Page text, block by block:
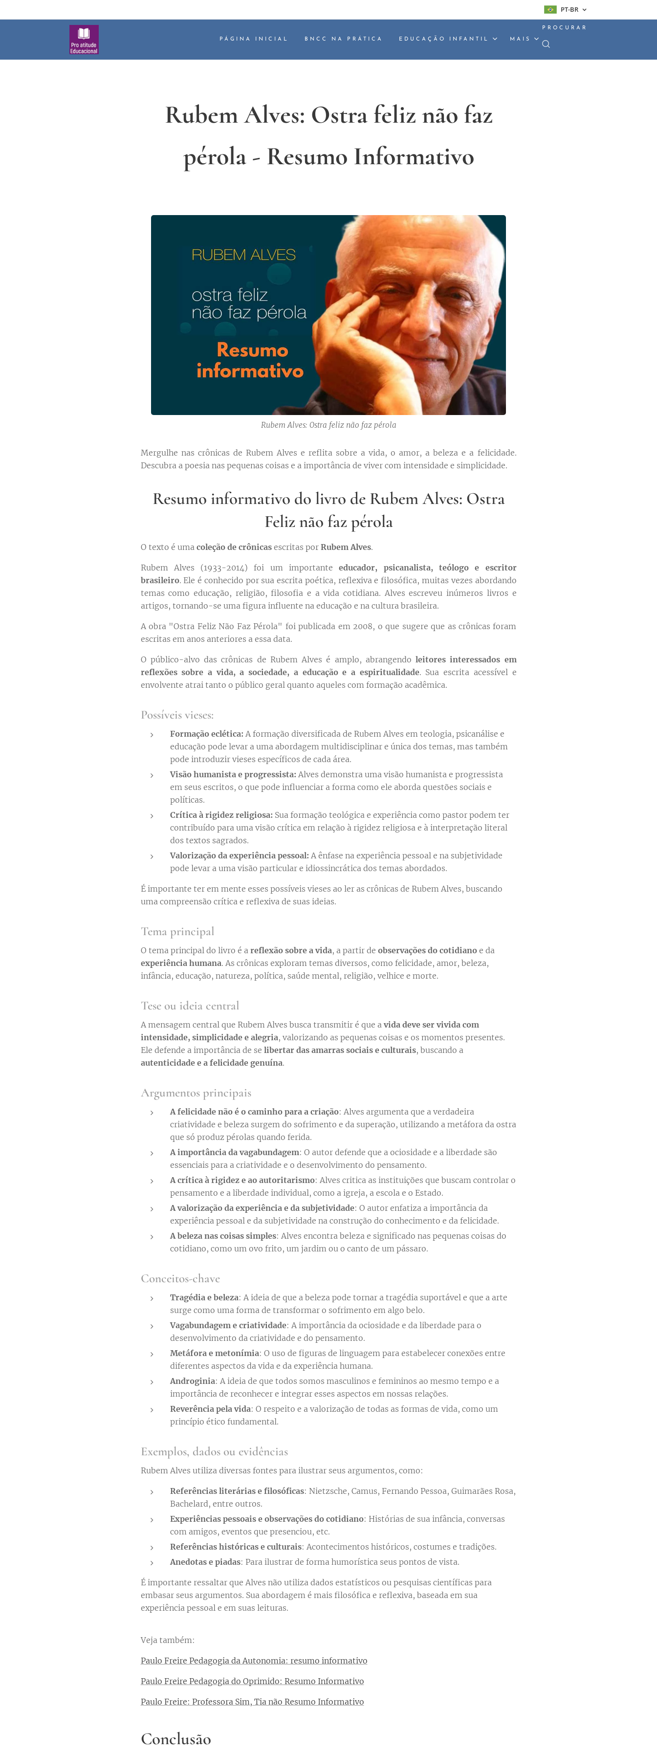
PT-BR
PÁGINA INICIAL BNCC NA PRÁTICA EDUCAÇÃO INFANTIL MAIS
PROCURAR
Rubem Alves: Ostra feliz não faz
pérola - Resumo Informativo
Rubem Alves: Ostra feliz não faz pérola
Mergulhe nas crônicas de Rubem Alves e reflita sobre a vida, o amor, a beleza e a felicidade.
Descubra a poesia nas pequenas coisas e a importância de viver com intensidade e simplicidade.
Resumo informativo do livro de Rubem Alves: Ostra
Feliz não faz pérola
O texto é uma coleção de crônicasescritas por Rubem Alves.
Rubem Alves (1933-2014) foi um importanteeducador, psicanalista, teólogo e escritor
brasileiro. Ele é conhecido por sua escrita poética, reflexiva e filosófica, muitas vezes abordando
temas como educação, religião, filosofia e a vida cotidiana. Alves escreveu inúmeros livros e
artigos, tornando-se uma figura influente na educação e na cultura brasileira.
A obra "Ostra Feliz Não Faz Pérola" foi publicada em 2008, o que sugere que as crônicas foram
escritas em anos anteriores a essa data.
O público-alvo das crônicas de Rubem Alves é amplo, abrangendo leitores interessados em
reflexões sobre a vida, a sociedade, a educação e a espiritualidade. Sua escrita acessível e
envolvente atrai tanto o público geral quanto aqueles com formação acadêmica.
Possíveis vieses:
Formação eclética: A formação diversificada de Rubem Alves em teologia, psicanálise e
educação pode levar a uma abordagem multidisciplinar e única dos temas, mas também
pode introduzir vieses específicos de cada área.
Visão humanista e progressista: Alves demonstra uma visão humanista e progressista
em seus escritos, o que pode influenciar a forma como ele aborda questões sociais e
políticas.
Crítica à rigidez religiosa: Sua formação teológica e experiência como pastor podem ter
contribuído para uma visão crítica em relação à rigidez religiosa e à interpretação literal
dos textos sagrados.
Valorização da experiência pessoal: A ênfase na experiência pessoal e na subjetividade
pode levar a uma visão particular e idiossincrática dos temas abordados.
É importante ter em mente esses possíveis vieses ao ler as crônicas de Rubem Alves, buscando
uma compreensão crítica e reflexiva de suas ideias.
Tema principal
O tema principal do livro é a reflexão sobre a vida, a partir de observações do cotidianoe da
experiência humana. As crônicas exploram temas diversos, como felicidade, amor, beleza,
infância, educação, natureza, política, saúde mental, religião, velhice e morte.
Tese ou ideia central
A mensagem central que Rubem Alves busca transmitir é que a vida deve ser vivida com
intensidade, simplicidade e alegria, valorizando as pequenas coisas e os momentos presentes.
Ele defende a importância de se libertar das amarras sociais e culturais, buscando a
autenticidade e a felicidade genuína.
Argumentos principais
A felicidade não é o caminho para a criação: Alves argumenta que a verdadeira
criatividade e beleza surgem do sofrimento e da superação, utilizando a metáfora da ostra
que só produz pérolas quando ferida.
A importância da vagabundagem: O autor defende que a ociosidade e a liberdade são
essenciais para a criatividade e o desenvolvimento do pensamento.
A crítica à rigidez e ao autoritarismo: Alves critica as instituições que buscam controlar o
pensamento e a liberdade individual, como a igreja, a escola e o Estado.
A valorização da experiência e da subjetividade: O autor enfatiza a importância da
experiência pessoal e da subjetividade na construção do conhecimento e da felicidade.
A beleza nas coisas simples: Alves encontra beleza e significado nas pequenas coisas do
cotidiano, como um ovo frito, um jardim ou o canto de um pássaro.
Conceitos-chave
Tragédia e beleza: A ideia de que a beleza pode tornar a tragédia suportável e que a arte
surge como uma forma de transformar o sofrimento em algo belo.
Vagabundagem e criatividade: A importância da ociosidade e da liberdade para o
desenvolvimento da criatividade e do pensamento.
Metáfora e metonímia: O uso de figuras de linguagem para estabelecer conexões entre
diferentes aspectos da vida e da experiência humana.
Androginia: A ideia de que todos somos masculinos e femininos ao mesmo tempo e a
importância de reconhecer e integrar esses aspectos em nossas relações.
Reverência pela vida: O respeito e a valorização de todas as formas de vida, como um
princípio ético fundamental.
Exemplos, dados ou evidências
Rubem Alves utiliza diversas fontes para ilustrar seus argumentos, como:
Referências literárias e filosóficas: Nietzsche, Camus, Fernando Pessoa, Guimarães Rosa,
Bachelard, entre outros.
Experiências pessoais e observações do cotidiano: Histórias de sua infância, conversas
com amigos, eventos que presenciou, etc.
Referências históricas e culturais: Acontecimentos históricos, costumes e tradições.
Anedotas e piadas: Para ilustrar de forma humorística seus pontos de vista.
É importante ressaltar que Alves não utiliza dados estatísticos ou pesquisas científicas para
embasar seus argumentos. Sua abordagem é mais filosófica e reflexiva, baseada em sua
experiência pessoal e em suas leituras.
Veja também:
Paulo Freire Pedagogia da Autonomia: resumo informativo
Paulo Freire Pedagogia do Oprimido: Resumo Informativo
Paulo Freire: Professora Sim, Tia não Resumo Informativo
Conclusão